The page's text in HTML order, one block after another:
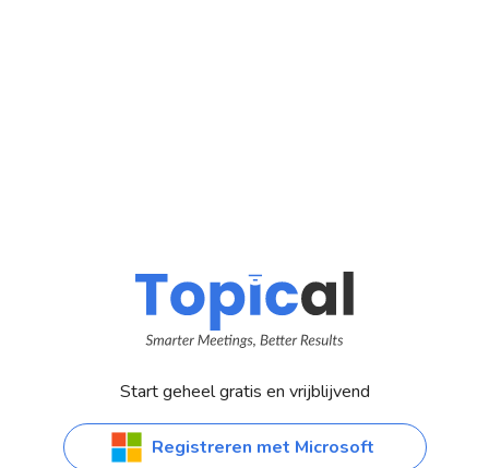
Start geheel gratis en vrijblijvend
Registreren met Microsoft